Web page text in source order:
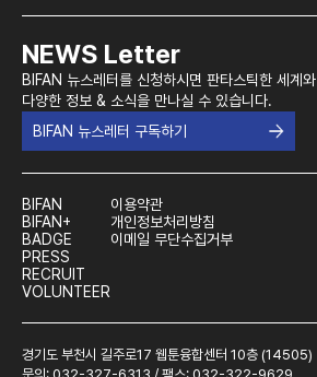
NEWS Letter
BIFAN 뉴스레터를 신청하시면 판타스틱한 세계와
다양한 정보 & 소식을 만나실 수 있습니다.
BIFAN 뉴스레터 구독하기
BIFAN
BIFAN+
BADGE
PRESS
RECRUIT
VOLUNTEER
이용약관
개인정보처리방침
이메일 무단수집거부
경기도 부천시 길주로17 웹툰융합센터 10층 (14505)